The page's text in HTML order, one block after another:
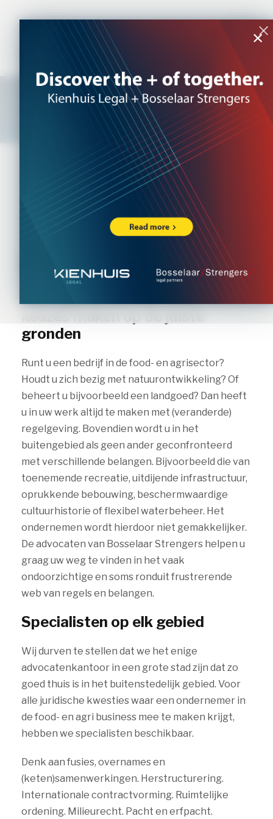
×
NL|EN
Branches > Food en Agri
gronden
Runt u een bedrijf in de food- en agrisector?
Houdt u zich bezig met natuurontwikkeling? Of
beheert u bijvoorbeeld een landgoed? Dan heeft
u in uw werk altijd te maken met (veranderde)
regelgeving. Bovendien wordt u in het
buitengebied als geen ander geconfronteerd
met verschillende belangen. Bijvoorbeeld die van
toenemende recreatie, uitdijende infrastructuur,
oprukkende bebouwing, beschermwaardige
cultuurhistorie of flexibel waterbeheer. Het
ondernemen wordt hierdoor niet gemakkelijker.
De advocaten van Bosselaar Strengers helpen u
graag uw weg te vinden in het vaak
ondoorzichtige en soms ronduit frustrerende
web van regels en belangen.
Specialisten op elk gebied
Wij durven te stellen dat we het enige
advocatenkantoor in een grote stad zijn dat zo
goed thuis is in het buitenstedelijk gebied. Voor
alle juridische kwesties waar een ondernemer in
de food- en agri business mee te maken krijgt,
hebben we specialisten beschikbaar.
Denk aan fusies, overnames en
(keten)samenwerkingen. Herstructurering.
Internationale contractvorming. Ruimtelijke
ordening. Milieurecht. Pacht en erfpacht.